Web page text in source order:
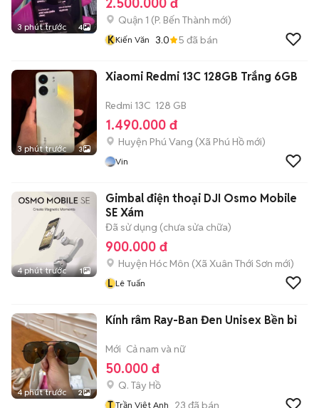
3 phút trước 4
Quận 1 (P. Bến Thành mới)
KKiến Văn 3.0 5 đã bán
3 phút trước 3
Xiaomi Redmi 13C 128GB Trắng 6GB
Redmi 13C 128 GB
1.490.000 đ
Huyện Phú Vang (Xã Phú Hồ mới)
Vin
4 phút trước 1
Gimbal điện thoại DJI Osmo Mobile
SE Xám
Đã sử dụng (chưa sửa chữa)
900.000 đ
Huyện Hóc Môn (Xã Xuân Thới Sơn mới)
L Lê Tuấn
4 phút trước 2
Kính râm Ray-Ban Đen Unisex Bền bỉ
Mới Cả nam và nữ
50.000 đ
Q. Tây Hồ
T Trần Việt Anh 23 đã bán